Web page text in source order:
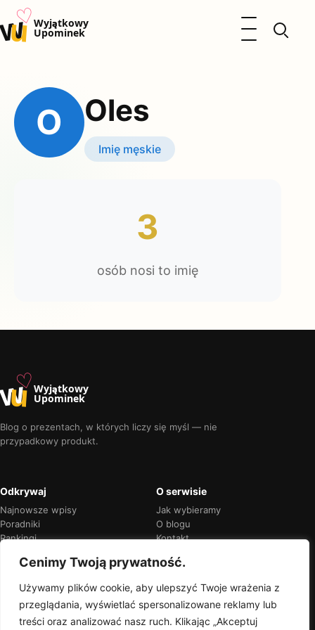
Cenimy Twoją prywatność.
Używamy plików cookie, aby ulepszyć Twoje wrażenia z
przeglądania, wyświetlać spersonalizowane reklamy lub
treści oraz analizować nasz ruch. Klikając „Akceptuj
u♡Wyjątkowy
Upominek
Otwórz menu
Kalendarz Imienin
Kobieta
Okazje
Katalog prezentów
O Oles
Imię męskie
3
osób nosi to imię
u♡Wyjątkowy
Upominek
Blog o prezentach, w których liczy się myśl — nie
przypadkowy produkt.
Odkrywaj
Najnowsze wpisy
Poradniki
Rankingi
O serwisie
Jak wybieramy
O blogu
Kontakt
Przejrzyste rekomendacje